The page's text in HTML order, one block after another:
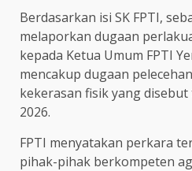
Berdasarkan isi SK FPTI,
melaporkan dugaan
kepada Ketua Umum FPTI
mencakup dugaan
kekerasan fisik yang disebut
2026.
FPTI menyatakan perkara
pihak-pihak berkompeten